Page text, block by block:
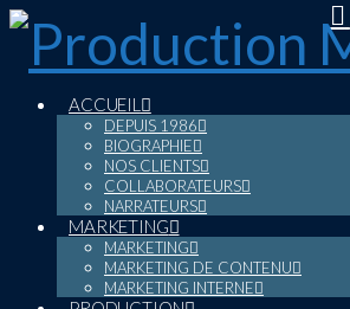
ACCUEIL
DEPUIS 1986
BIOGRAPHIE
NOS CLIENTS
COLLABORATEURS
NARRATEURS
MARKETING
MARKETING
MARKETING DE CONTENU
MARKETING INTERNE